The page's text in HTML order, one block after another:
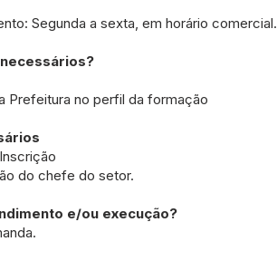
Segunda a sexta, em horário comercial.
Prefeitura no perfil da formação
do chefe do setor.
e/ou execução?